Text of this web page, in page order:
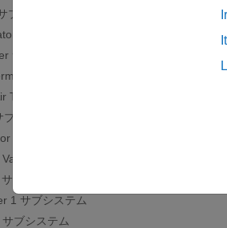
ブシステム
サブシステム
サブシステム
Store サブシステム
Tank サブシステム
システム
サブシステム
サブシステム
ブシステム
1 サブシステム
ブシステム
高品
冷熱
ます。